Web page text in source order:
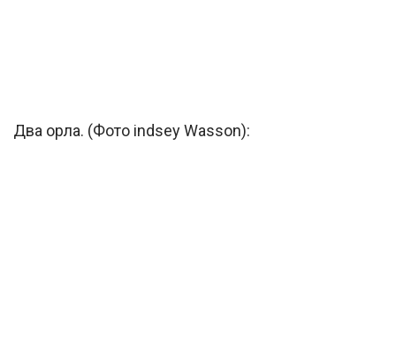
Два орла. (Фото indsey Wasson):